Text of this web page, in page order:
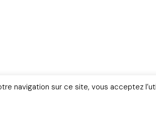
© Copyright 2026 – www.police-
navigation sur ce site, vous acceptez